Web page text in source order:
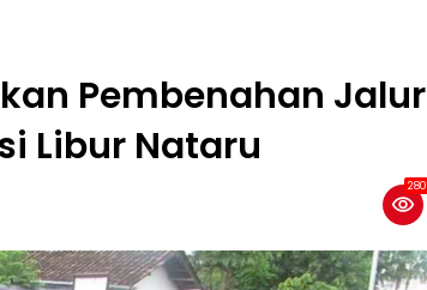
Pembenahan Jalur
Libur Nataru
280